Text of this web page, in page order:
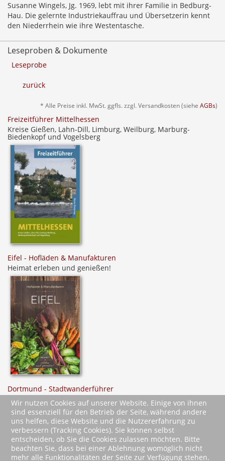
Susanne Wingels, Jg. 1969, lebt mit ihrer Familie in Bedburg-
Hau. Die gelernte Industriekauffrau und Übersetzerin kennt
den Niederrhein wie ihre Westentasche.
Leseproben & Dokumente
Leseprobe
zurück
* Alle Preise inkl. MwSt. ggfls. zzgl. Versandkosten (siehe AGBs)
Freizeitführer Mittelhessen
Kreise Gießen, Lahn-Dill, Limburg, Weilburg, Marburg-
Biedenkopf und Vogelsberg
Eifel - Hofläden & Manufakturen
Heimat erleben und genießen!
Dortmund - Stadtwanderführer
25 Touren
Wir nutzen Cookies auf unserer Website. Einige von ihnen
sind essenziell für den Betrieb der Seite, während andere
uns helfen, diese Website und die Nutzererfahrung zu
verbessern (Tracking Cookies). Sie können selbst
entscheiden, ob Sie die Cookies zulassen möchten. Bitte
beachten Sie, dass bei einer Ablehnung womöglich nicht
mehr alle Funktionalitäten der Seite zur Verfügung stehen.